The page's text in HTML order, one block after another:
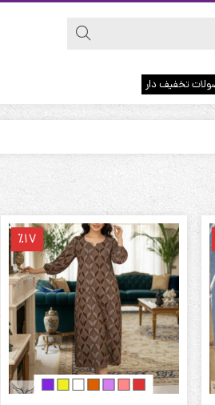
تخفیف دار
٪17